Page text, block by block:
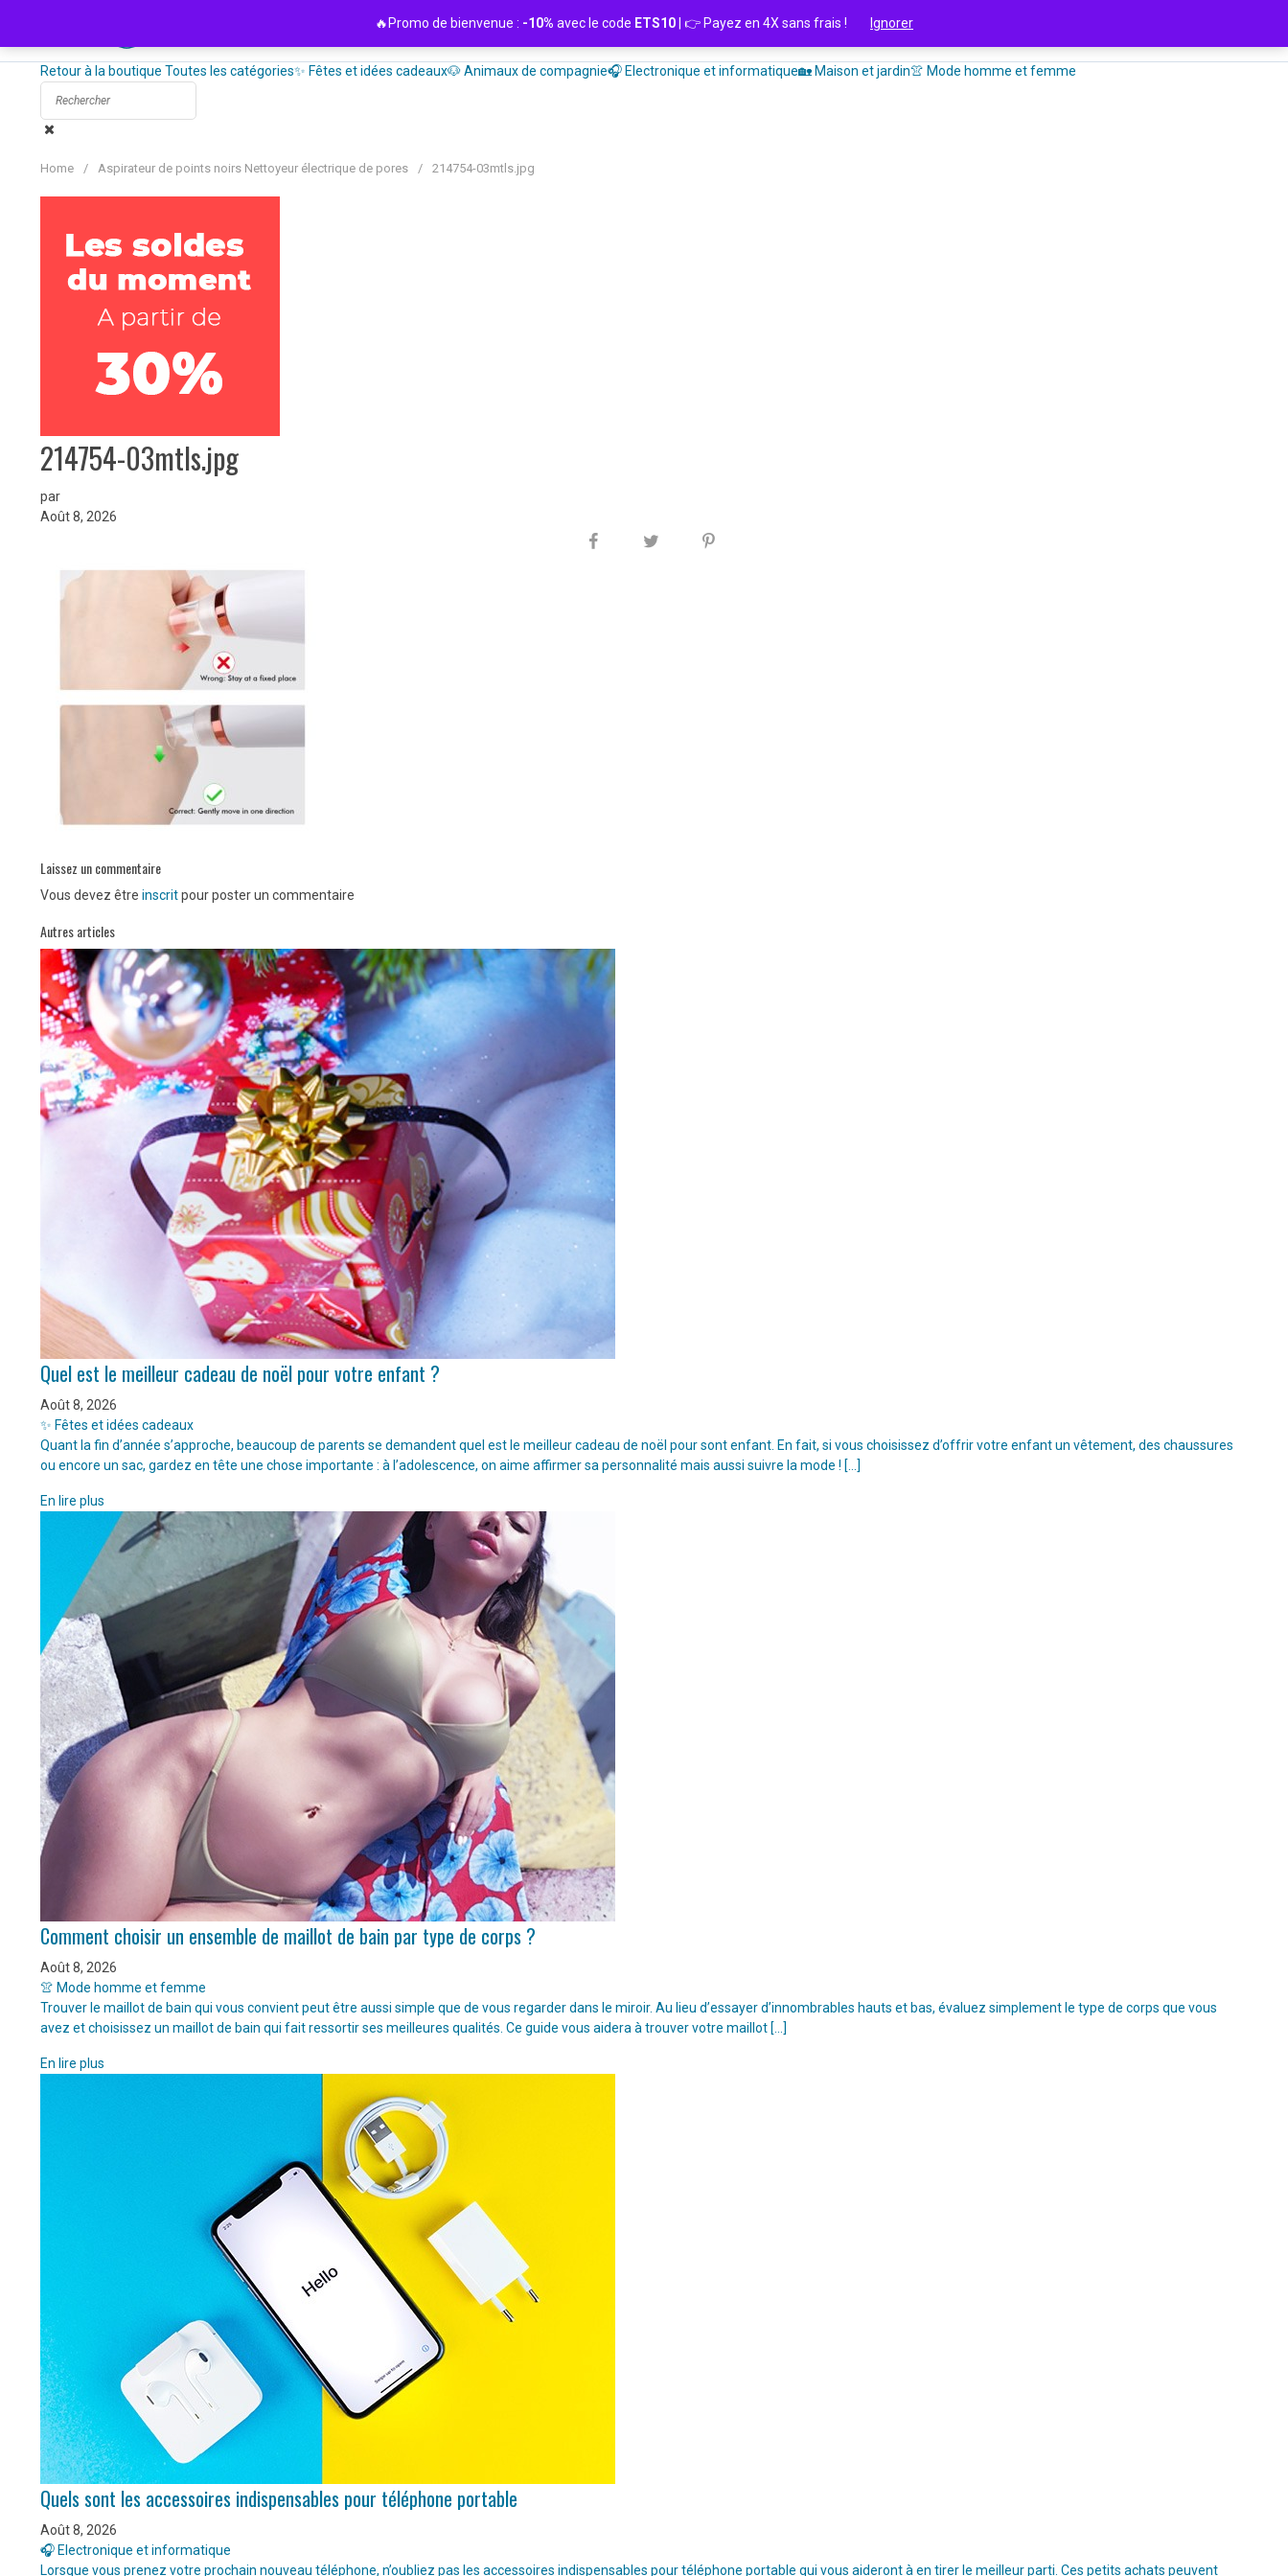
contenu
Retour à la boutique Toutes les catégories✨ Fêtes et idées cadeaux🐶 Animaux de compagnie🎧 Electronique et informatique🏡 Maison et jardin👚 Mode homme et femme
Home / Aspirateur de points noirs Nettoyeur électrique de pores / 214754-03mtls.jpg
214754-03mtls.jpg
par
Août 8, 2026
Laissez un commentaire
Vous devez être inscritpour poster un commentaire
Autres articles
Quel est le meilleur cadeau de noël pour votre enfant ?
Août 8, 2026
✨ Fêtes et idées cadeaux
Quant la fin d’année s’approche, beaucoup de parents se demandent quel est le meilleur cadeau de noël pour sont enfant. En fait, si vous choisissez d’offrir votre enfant un vêtement, des chaussures
ou encore un sac, gardez en tête une chose importante : à l’adolescence, on aime affirmer sa personnalité mais aussi suivre la mode ! […]
En lire plus
Comment choisir un ensemble de maillot de bain par type de corps ?
Août 8, 2026
👚 Mode homme et femme
Trouver le maillot de bain qui vous convient peut être aussi simple que de vous regarder dans le miroir. Au lieu d’essayer d’innombrables hauts et bas, évaluez simplement le type de corps que vous
avez et choisissez un maillot de bain qui fait ressortir ses meilleures qualités. Ce guide vous aidera à trouver votre maillot […]
En lire plus
Quels sont les accessoires indispensables pour téléphone portable
Août 8, 2026
🎧 Electronique et informatique
Lorsque vous prenez votre prochain nouveau téléphone, n’oubliez pas les accessoires indispensables pour téléphone portable qui vous aideront à en tirer le meilleur parti. Ces petits achats peuvent
🔥Promo de bienvenue : -10% avec le code ETS10 | 👉 Payez en 4X sans frais ! Ignorer